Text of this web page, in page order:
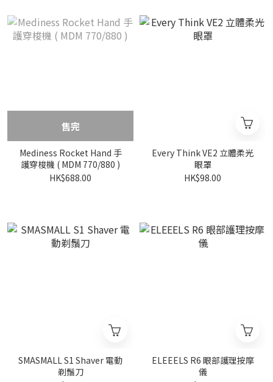
售完
Mediness Rocket Hand 手
護穿梭機 ( MDM 770/880 )
HK$688.00
Every Think VE2 立體柔光
眼罩
HK$98.00
SMASMALL S1 Shaver 電動
剃鬚刀
ELEEELS R6 眼部護理按摩
儀